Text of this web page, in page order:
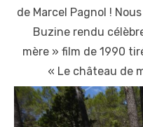
de Marcel Pagnol !
Buzine rendu
mère » film de 1990
« Le château de